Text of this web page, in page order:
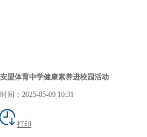
盟体育中学健康素养进校园活动
间：2025-05-09 10:31
打印